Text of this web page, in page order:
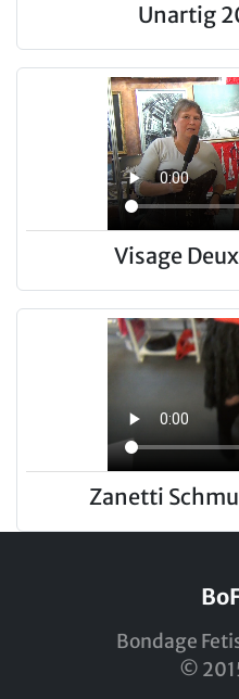
Unartig
Visage
Zanetti
Bondage
©